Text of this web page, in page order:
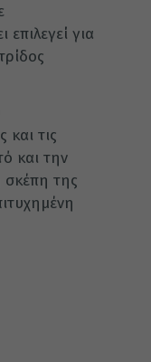
για
τις
και την
σκέπη της